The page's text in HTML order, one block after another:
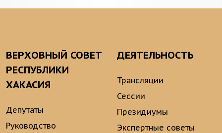
ВЕРХОВНЫЙ СОВЕТ
РЕСПУБЛИКИ
ХАКАСИЯ
Депутаты
Руководство
ДЕЯТЕЛЬНОСТЬ
Трансляции
Сессии
Президиумы
Экспертные советы